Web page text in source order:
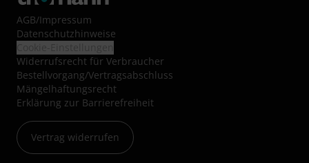
AGB/Impressum
Datenschutzhinweise
Widerrufsrecht für Verbraucher
Bestellvorgang/Vertragsabschluss
Mängelhaftungsrecht
Erklärung zur Barrierefreiheit
Vertrag widerrufen